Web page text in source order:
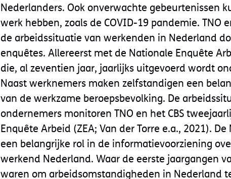
Nederlanders. Ook onverwachte gebeurtenissen
werk hebben, zoals de COVID-19 pandemie. TNO
de arbeidssituatie van werkenden in Nederland
enquêtes. Allereerst met de Nationale Enquête
die, al zeventien jaar, jaarlijks uitgevoerd wordt
Naast werknemers maken zelfstandigen een
van de werkzame beroepsbevolking. De
ondernemers monitoren TNO en het CBS
Enquête Arbeid (ZEA; Van der Torre e.a., 2021).
een belangrijke rol in de informatievoorziening
werkend Nederland. Waar de eerste jaargangen
waren om arbeidsomstandigheden in Nederland